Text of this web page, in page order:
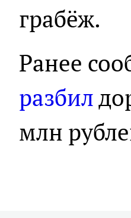
грабёж.
Ранее
разбил
млн